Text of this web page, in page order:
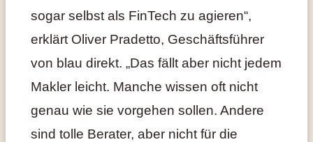
sogar selbst als FinTech zu agieren“,
erklärt Oliver Pradetto, Geschäftsführer
von blau direkt. „Das fällt aber nicht jedem
Makler leicht. Manche wissen oft nicht
genau wie sie vorgehen sollen. Andere
sind tolle Berater, aber nicht für die